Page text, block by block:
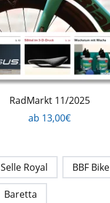
RadMarkt 11/2025
ab 13,00€
Selle Royal BBF Bike
Baretta